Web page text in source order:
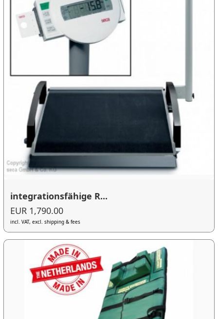
integrationsfähige R...
EUR 1,790.00
incl. VAT, excl. shipping & fees